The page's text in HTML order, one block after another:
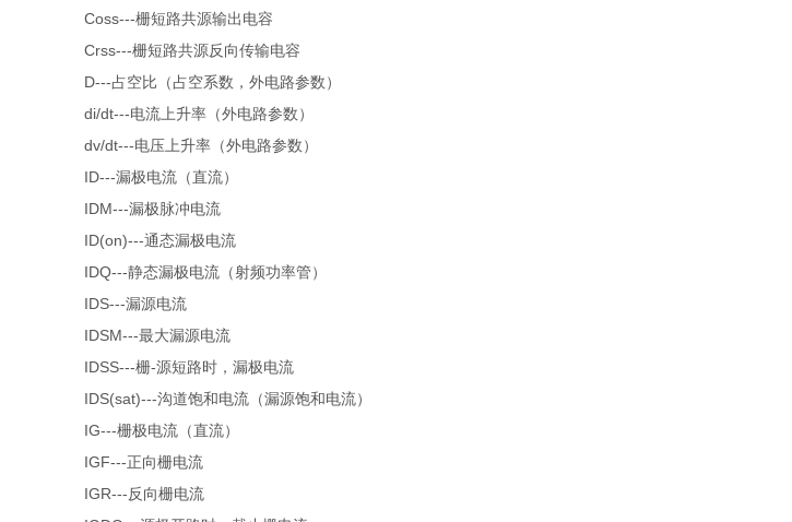
Coss---栅短路共源输出电容
Crss---栅短路共源反向传输电容
D---占空比（占空系数，外电路参数）
di/dt---电流上升率（外电路参数）
dv/dt---电压上升率（外电路参数）
ID---漏极电流（直流）
IDM---漏极脉冲电流
ID(on)---通态漏极电流
IDQ---静态漏极电流（射频功率管）
IDS---漏源电流
IDSM---最大漏源电流
IDSS---栅-源短路时，漏极电流
IDS(sat)---沟道饱和电流（漏源饱和电流）
IG---栅极电流（直流）
IGF---正向栅电流
IGR---反向栅电流